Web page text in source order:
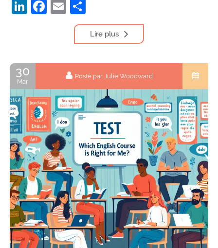
LinkedIn
Facebook
Email
Lire plus
30
Mar
Posté par Julie Woodward